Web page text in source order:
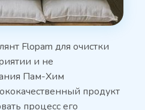
Flopam для очистки
и не
Пам-Хим
продукт
процесс его